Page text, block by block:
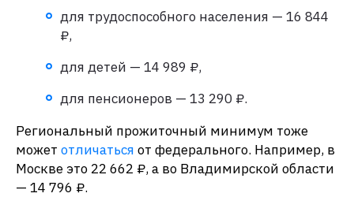
для трудоспособного населения — 16 844
₽,
для детей — 14 989 ₽,
для пенсионеров — 13 290 ₽.
Региональный прожиточный минимум тоже
может отличаться от федерального. Например, в
Москве это 22 662 ₽, а во Владимирской области
— 14 796 ₽.